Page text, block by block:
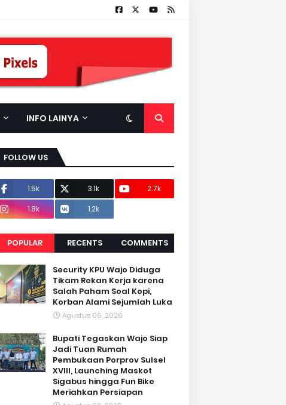
INFO LAINYA
FOLLOW US
1.5k 3.1k
2.7k
1.8k
1.2k
POPULAR RECENTS COMMENTS
Security KPU Wajo Diduga
Tikam Rekan Kerja karena
Salah Paham Soal Kopi,
Korban Alami Sejumlah Luka
Agustus 06, 2026
Bupati Tegaskan Wajo Siap
Jadi Tuan Rumah
Pembukaan Porprov Sulsel
XVIII, Launching Maskot
Sigabus hingga Fun Bike
Meriahkan Persiapan